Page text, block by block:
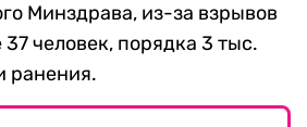
Минздрава, из-за взрывов
человек, порядка 3 тыс.
ранения.